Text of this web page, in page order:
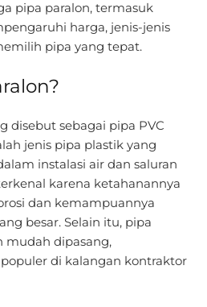
pipa paralon, termasuk
harga, jenis-jenis
pipa yang tepat.
disebut sebagai pipa PVC
jenis pipa plastik yang
instalasi air dan saluran
karena ketahanannya
dan kemampuannya
besar. Selain itu, pipa
mudah dipasang,
di kalangan kontraktor